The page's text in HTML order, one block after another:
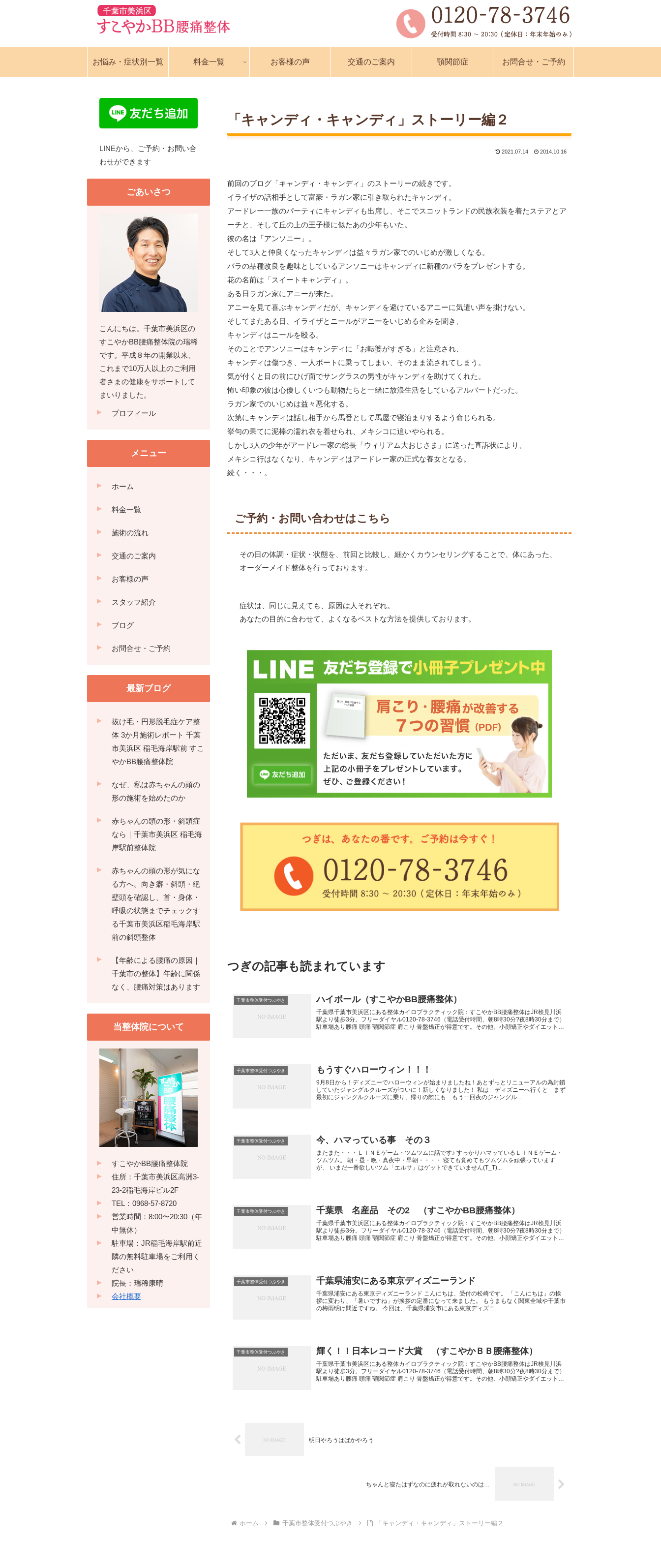
お悩み・症状別一覧 料金一覧 お客様の声 交通のご案内 顎関節症 お問合せ・ご予約
「キャンディ・キャンディ」ストーリー編２
2021.07.14 2014.10.16
前回のブログ「キャンディ・キャンディ」のストーリーの続きです。
イライザの話相手として富豪・ラガン家に引き取られたキャンディ。
アードレー一族のパーティにキャンディも出席し、そこでスコットランドの民族衣装を着たステアとア
ーチと、そして丘の上の王子様に似たあの少年もいた。
彼の名は「アンソニー」。
そして3 人と仲良くなったキャンディは益々ラガン家でのいじめが激しくなる。
バラの品種改良を趣味としているアンソニーはキャンディに新種のバラをプレゼントする。
花の名前は「スイートキャンディ」。
ある日ラガン家にアニーが来た。
アニーを見て喜ぶキャンディだが、キャンディを避けているアニーに気遣い声を掛けない。
そしてまたある日、イライザとニールがアニーをいじめる企みを聞き、
キャンディはニールを殴る。
そのことでアンソニーはキャンディに「お転婆がすぎる」と注意され、
キャンディは傷つき、一人ボートに乗ってしまい、そのまま流されてしまう。
気が付くと目の前にひげ面でサングラスの男性がキャンディを助けてくれた。
怖い印象の彼は心優しくいつも動物たちと一緒に放浪生活をしているアルバートだった。
ラガン家でのいじめは益々悪化する。
次第にキャンディは話し相手から馬番として馬屋で寝泊まりするよう命じられる。
挙句の果てに泥棒の濡れ衣を着せられ、メキシコに追いやられる。
しかし3 人の少年がアードレー家の総長「ウィリアム大おじさま」に送った直訴状により、
メキシコ行はなくなり、キャンディはアードレー家の正式な養女となる。
続く・・・。
ご予約・お問い合わせはこちら
その日の体調・症状・状態を、前回と比較し、細かくカウンセリングすることで、体にあった、
オーダーメイド整体を行っております。
症状は、同じに見えても、原因は人それぞれ。
あなたの目的に合わせて、よくなるベストな方法を提供しております。
つぎの記事も読まれています
千葉市整体受付つぶやき ハイボール（すこやかBB腰痛整体）
千葉県千葉市美浜区にある整体カイロプラクティック院：すこやかBB腰痛整体はJR検見川浜
駅より徒歩3分。フリーダイヤル0120-78-3746（電話受付時間、朝8時30分?夜8時30分まで）
駐車場あり腰痛 頭痛 顎関節症 肩こり 骨盤矯正が得意です。その他、小顔矯正やダイエットも
千葉市整体受付つぶやき もうすぐハローウィン！！！
9月8日から！ディズニーでハローウィンが始まりましたね！あとずっとリニューアルの為封鎖
していたジャングルクルーズがついに！新しくなりました！ 私は ディズニーへ行くと まず
最初にジャングルクルーズに乗り、帰りの際にも もう一回夜のジャングル...
千葉市整体受付つぶやき 今、ハマっている事 その３
またまた・・・ＬＩＮＥゲーム・ツムツムに話です♪ すっかりハマッているＬＩＮＥゲーム・
ツムツム。 朝・昼・晩・真夜中・早朝・・・・ 寝ても覚めてもツムツムを頑張っています
が、 いまだ一番欲しいツム「エルサ」はゲットできていません(T_T)...
千葉市整体受付つぶやき 千葉県 名産品 その2 （すこやかBB腰痛整体）
千葉県千葉市美浜区にある整体カイロプラクティック院：すこやかBB腰痛整体はJR検見川浜
駅より徒歩3分。フリーダイヤル0120-78-3746（電話受付時間、朝8時30分?夜8時30分まで）
駐車場あり腰痛 頭痛 顎関節症 肩こり 骨盤矯正が得意です。その他、小顔矯正やダイエットも
千葉市整体受付つぶやき 千葉県浦安にある東京ディズニーランド
千葉県浦安にある東京ディズニーランド こんにちは、受付の松崎です。 「こんにちは」の挨
拶に変わり、「暑いですね」が挨拶の定番になって来ました。 もうまもなく関東全域や千葉市
の梅雨明け間近ですね。 今回は、千葉県浦安市にある東京ディズニ...
千葉市整体受付つぶやき 輝く！！日本レコード大賞 （すこやかＢＢ腰痛整体）
千葉県千葉市美浜区にある整体カイロプラクティック院：すこやかBB腰痛整体はJR検見川浜
駅より徒歩3分。フリーダイヤル0120-78-3746（電話受付時間、朝8時30分?夜8時30分まで）
駐車場あり腰痛 頭痛 顎関節症 肩こり 骨盤矯正が得意です。その他、小顔矯正やダイエットも
明日やろうはばかやろう
ちゃんと寝たはずなのに疲れが取れないのは…
ホーム 千葉市整体受付つぶやき 「キャンディ・キャンディ」ストーリー編２
LINEから、ご予約・お問い合
わせができます
ごあいさつ
こんにちは。千葉市美浜区の
すこやかBB腰痛整体院の瑞稀
です。平成８年の開業以来、
これまで10万人以上のご利用
者さまの健康をサポートして
まいりました。
プロフィール
メニュー
ホーム
料金一覧
施術の流れ
交通のご案内
お客様の声
スタッフ紹介
ブログ
お問合せ・ご予約
最新ブログ
抜け毛・円形脱毛症ケア整
体 3か月施術レポート 千葉
市美浜区 稲毛海岸駅前 すこ
やかBB腰痛整体院
なぜ、私は赤ちゃんの頭の
形の施術を始めたのか
赤ちゃんの頭の形・斜頭症
なら｜千葉市美浜区 稲毛海
岸駅前整体院
赤ちゃんの頭の形が気にな
る方へ。向き癖・斜頭・絶
壁頭を確認し、首・身体・
呼吸の状態までチェックす
る千葉市美浜区稲毛海岸駅
前の斜頭整体
【年齢による腰痛の原因｜
千葉市の整体】年齢に関係
なく、腰痛対策はあります
当整体院について
すこやかBB腰痛整体院
住所：千葉市美浜区高洲3-
23-2稲毛海岸ビル2F
TEL：0968-57-8720
営業時間：8:00〜20:30（年
中無休）
駐車場：JR稲毛海岸駅前近
隣の無料駐車場をご利用く
ださい
院長：瑞稀康晴
会社概要